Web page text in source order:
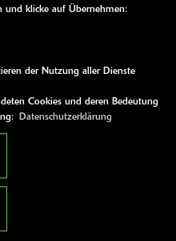
und klicke auf Übernehmen:
der Nutzung aller Dienste
Cookies und deren Bedeutung
Datenschutzerklärung